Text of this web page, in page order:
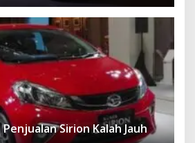
Sirion Kalah Jauh